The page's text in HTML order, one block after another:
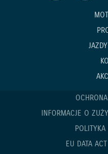
INFORMACJE O
POLITYKA
EU DATA